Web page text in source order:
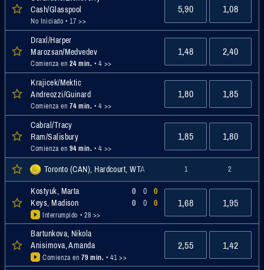
Cash/Glasspool
No Iniciado • 17 >>
5,90 1,08
Draxl/Harper
Marozsan/Medvedev
Comienza en 24 min. • 4 >>
1,48 2,40
Krajicek/Mektic
Andreozzi/Guinard
Comienza en 74 min. • 4 >>
1,80 1,85
Cabral/Tracy
Ram/Salisbury
Comienza en 94 min. • 4 >>
1,85 1,80
Toronto (CAN), Hardcourt, WTA 1 2
Kostyuk, Marta
Keys, Madison
Interrumpido • 28 >>
0
0
0
0
0
0
1,68 1,95
Bartunkova, Nikola
Anisimova, Amanda
Comienza en 79 min. • 41 >>
2,55 1,42